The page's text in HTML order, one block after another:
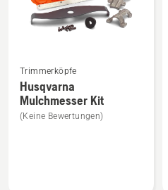
Mehr
Details
zu
Trimmerköpfe
Husqvarna
Mulchmesser Kit
(Keine Bewertungen)